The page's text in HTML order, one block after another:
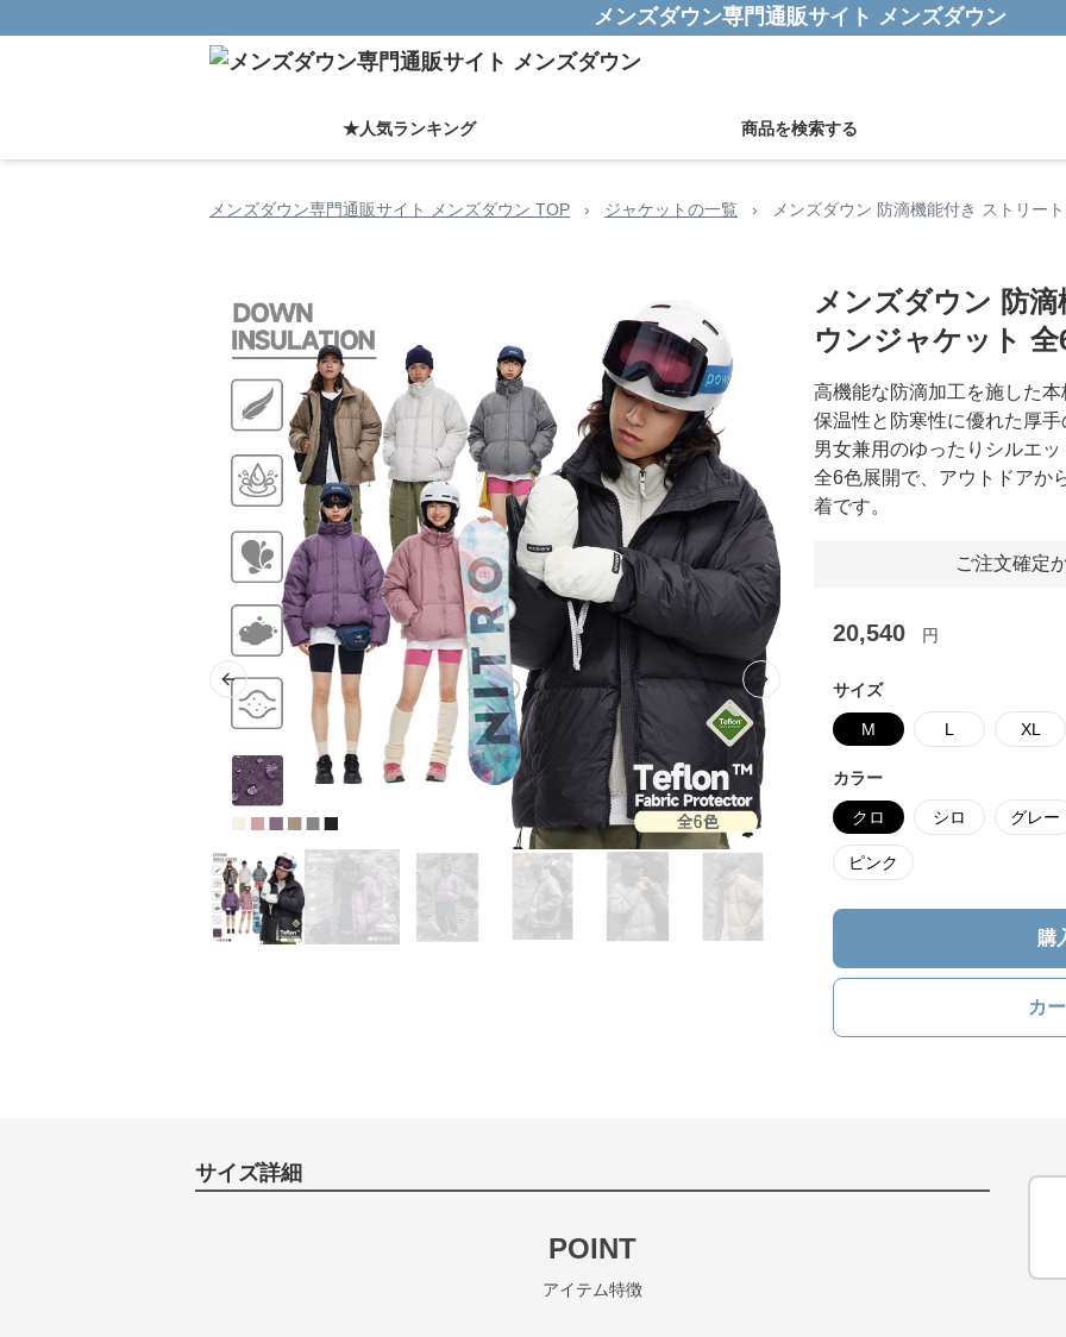
メンズダウン専門通販サイト メンズダウン
★人気ランキング 商品を検索する
メンズダウン専門通販サイト メンズダウン TOP › ジャケットの一覧 › メンズダウン 防滴機能付き ストリー
Previous slide Next slide
メンズダウン 防
ウンジャケット 全
高機能な防滴加工を施した本
保温性と防寒性に優れた厚手
男女兼用のゆったりシルエ
全6色展開で、アウトドアか
着です。
ご注文確定
20,540 円
サイズ
M L XL
カラー
クロ シロ グレー
ピンク
購
カ
サイズ詳細
POINT
アイテム特徴